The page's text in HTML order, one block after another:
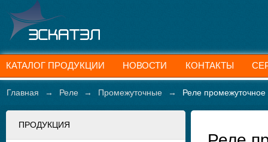
ПРОДУКЦИЯ
Главная → Реле → Промежуточные → Реле
КАТАЛОГ ПРОДУКЦИИ НОВОСТИ КОНТАКТЫ